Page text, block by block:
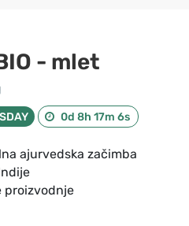
- mlet
0d 8h 17m 5s
ajurvedska začimba
proizvodnje